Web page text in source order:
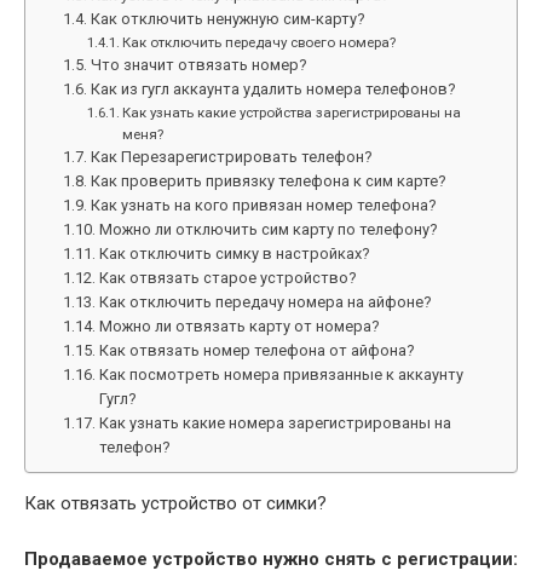
Как отключить ненужную сим-карту?
Как отключить передачу своего номера?
Что значит отвязать номер?
Как из гугл аккаунта удалить номера телефонов?
Как узнать какие устройства зарегистрированы на
меня?
Как Перезарегистрировать телефон?
Как проверить привязку телефона к сим карте?
Как узнать на кого привязан номер телефона?
Можно ли отключить сим карту по телефону?
Как отключить симку в настройках?
Как отвязать старое устройство?
Как отключить передачу номера на айфоне?
Можно ли отвязать карту от номера?
Как отвязать номер телефона от айфона?
Как посмотреть номера привязанные к аккаунту
Гугл?
Как узнать какие номера зарегистрированы на
телефон?
Как отвязать устройство от симки?
Продаваемое устройство нужно снять с регистрации: